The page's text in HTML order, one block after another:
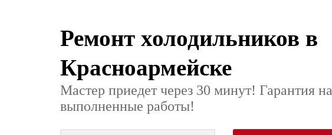
Ремонт холодильников в
Красноармейске
Мастер приедет через 30 минут! Гарантия на